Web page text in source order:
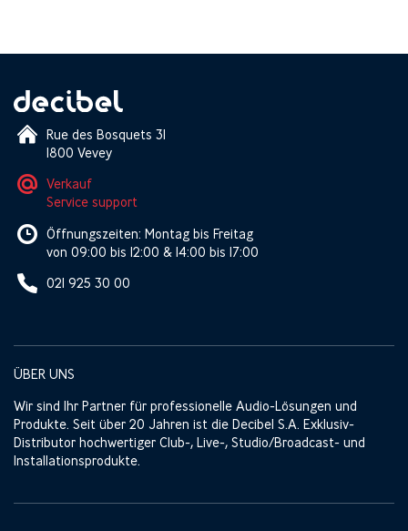
Rue des Bosquets 31
1800 Vevey
Verkauf
Service support
Öffnungszeiten: Montag bis Freitag
von 09:00 bis 12:00 & 14:00 bis 17:00
021 925 30 00
ÜBER UNS
Wir sind Ihr Partner für professionelle Audio-Lösungen und
Produkte. Seit über 20 Jahren ist die Decibel S.A. Exklusiv-
Distributor hochwertiger Club-, Live-, Studio/Broadcast- und
Installationsprodukte.